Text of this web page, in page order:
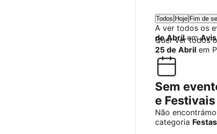
Todos Hoje Fim de
A ver todos os
de AbrilemAvis
Quer ver todos
25 de Abril em
Sem
e
Não
categoria